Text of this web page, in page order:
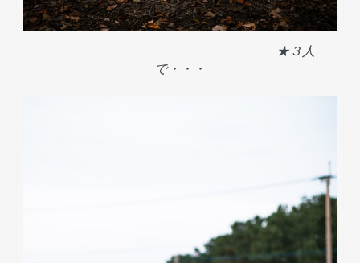
★３人
で・・・